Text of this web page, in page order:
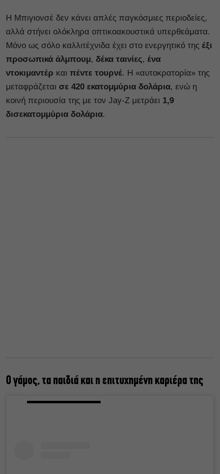
Η Μπιγιονσέ δεν κάνει απλές παγκόσμιες περιοδείες,
αλλά στήνει ολόκληρα οπτικοακουστικά υπερθεάματα.
Μόνο ως σόλο καλλιτέχνιδα έχει στο ενεργητικό της έξι
προσωπικά άλμπουμ, δέκα ταινίες, ένα
ντοκιμαντέρ και πέντε τουρνέ. Η «αυτοκρατορία» της
μεταφράζεται σε 420 εκατομμύρια δολάρια, ενώ η
κοινή περιουσία της με τον Jay-Z μετράει 1,9
δισεκατομμύρια δολάρια.
Ο γάμος, τα παιδιά και η επιτυχημένη καριέρα της